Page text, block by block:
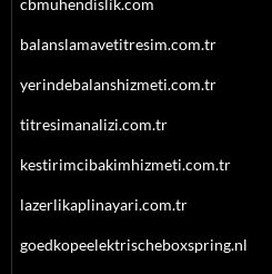
cbmuhendislik.com
balanslamavetitresim.com.tr
yerindebalanshizmeti.com.tr
titresimanalizi.com.tr
kestirimcibakimhizmeti.com.tr
lazerlikaplinayari.com.tr
goedkopeelektrischeboxspring.nl